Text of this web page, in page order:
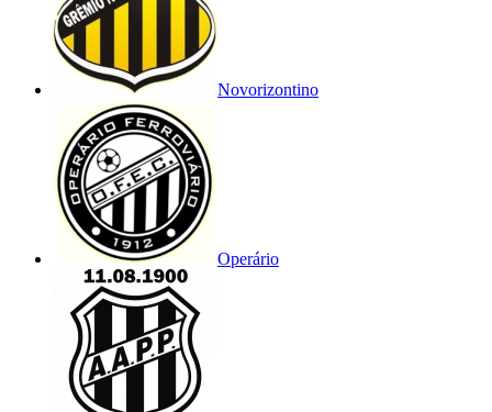
Novorizontino
Operário